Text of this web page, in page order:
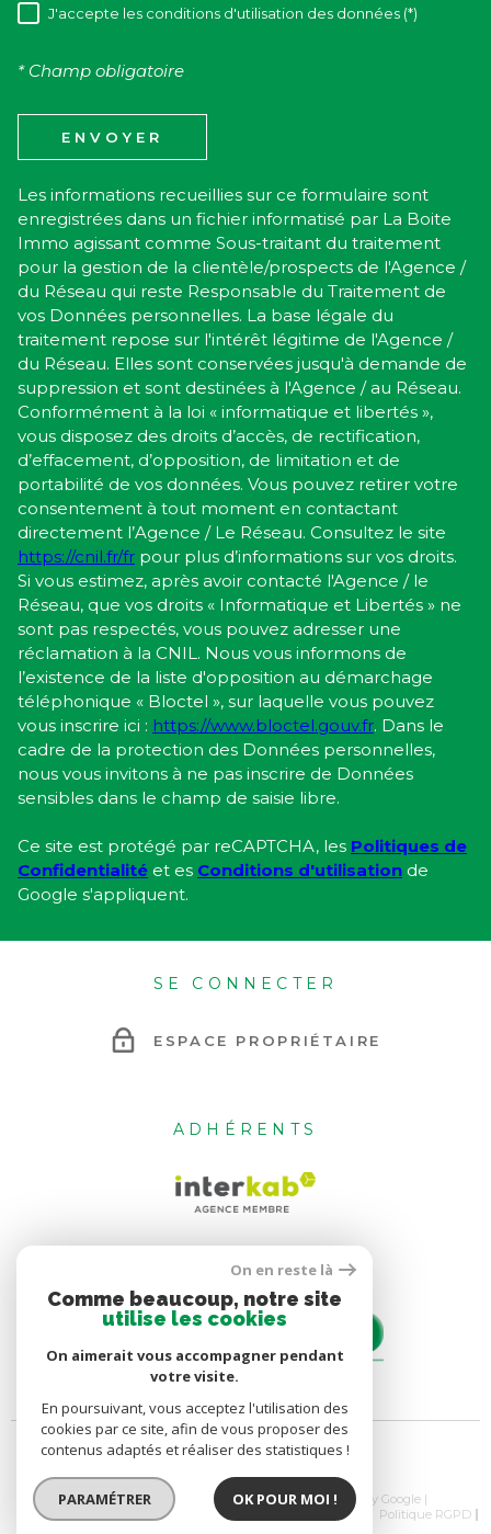
RÈGLEMENTATION
J'accepte les conditions d'utilisation des données (*)
* Champ obligatoire
ENVOYER
Les informations recueillies sur ce formulaire sont
enregistrées dans un fichier informatisé par La Boite
Immo agissant comme Sous-traitant du traitement
pour la gestion de la clientèle/prospects de l'Agence /
du Réseau qui reste Responsable du Traitement de
vos Données personnelles. La base légale du
traitement repose sur l'intérêt légitime de l'Agence /
du Réseau. Elles sont conservées jusqu'à demande de
suppression et sont destinées à l'Agence / au Réseau.
Conformément à la loi « informatique et libertés »,
vous disposez des droits d’accès, de rectification,
d’effacement, d’opposition, de limitation et de
portabilité de vos données. Vous pouvez retirer votre
consentement à tout moment en contactant
directement l’Agence / Le Réseau. Consultez le site
https://cnil.fr/fr pour plus d’informations sur vos droits.
Si vous estimez, après avoir contacté l'Agence / le
Réseau, que vos droits « Informatique et Libertés » ne
sont pas respectés, vous pouvez adresser une
réclamation à la CNIL. Nous vous informons de
l’existence de la liste d'opposition au démarchage
téléphonique « Bloctel », sur laquelle vous pouvez
vous inscrire ici : https://www.bloctel.gouv.fr. Dans le
cadre de la protection des Données personnelles,
nous vous invitons à ne pas inscrire de Données
sensibles dans le champ de saisie libre.
Ce site est protégé par reCAPTCHA, les Politiques de
Confidentialité et es Conditions d'utilisation de
Google s'appliquent.
SE CONNECTER
ESPACE PROPRIÉTAIRE
ADHÉRENTS
© 2026 | Tous droits réservés | Traduction powered by Google |
Nos Honoraires
Plan Du Site Mentions Légales Admin
Politique RGPD
On en reste là
Comme beaucoup, notre site
utilise les cookies
On aimerait vous accompagner pendant
votre visite.
En poursuivant, vous acceptez l'utilisation des
cookies par ce site, afin de vous proposer des
contenus adaptés et réaliser des statistiques !
PARAMÉTRER OK POUR MOI !